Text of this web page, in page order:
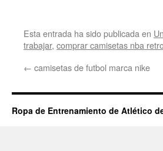
Esta entrada ha sido publicada en
trabajar, comprar camisetas nba
← camisetas de futbol marca nike
Ropa de Entrenamiento de Atlético